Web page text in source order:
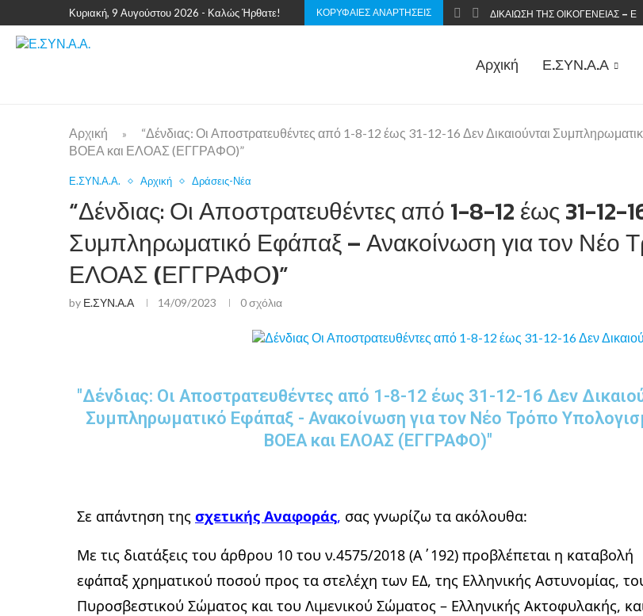
Κυριακή, 9 Αυγούστου 2026 - Καλώς Ήρθατε! ΚΟΡΥΦΑΊΕΣ ΑΝΑΡΤΉΣΕΙΣ ΔΙΚΑΊΩΣΗ ΤΗΣ ΟΙΚΟΓΈΝΕΙΑΣ –
Αρχική Ε.ΣΥΝ.Α.Α
Αρχική »
“Δένδιας: Οι Αποστρατευθέντες από 1-8-12 έως 31-12-16 Δεν Δικαιούνται
ΒΟΕΑ και ΕΛΟΑΣ (ΕΓΓΡΑΦΟ)”
Ε.ΣΥΝ.Α.Α. Αρχική Δράσεις-Νέα
“Δένδιας: Οι Αποστρατευθέντες από 1-8-12 έως 31-12-
Συμπληρωματικό Εφάπαξ – Ανακοίνωση για τον Νέο
ΕΛΟΑΣ (ΕΓΓΡΑΦΟ)”
by Ε.ΣΥΝ.Α.Α 14/09/2023 0 σχόλια
"Δένδιας: Οι Αποστρατευθέντες από 1-8-12 έως 31-12-16 Δεν
Συμπληρωματικό Εφάπαξ - Ανακοίνωση για τον Νέο Τρόπο
ΒΟΕΑ και ΕΛΟΑΣ (ΕΓΓΡΑΦΟ)"
Σε απάντηση της σχετικής Αναφοράς, σας γνωρίζω τα ακόλουθα:
Με τις διατάξεις του άρθρου 10 του ν.4575/2018 (Α΄192) προβλέπεται η καταβολή
εφάπαξ χρηματικού ποσού προς τα στελέχη των ΕΔ, της Ελληνικής Αστυνομίας,
Πυροσβεστικού Σώματος και του Λιμενικού Σώματος – Ελληνικής Ακτοφυλακής,